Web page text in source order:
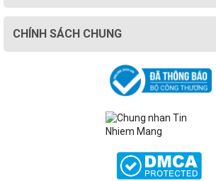
CHÍNH SÁCH CHUNG